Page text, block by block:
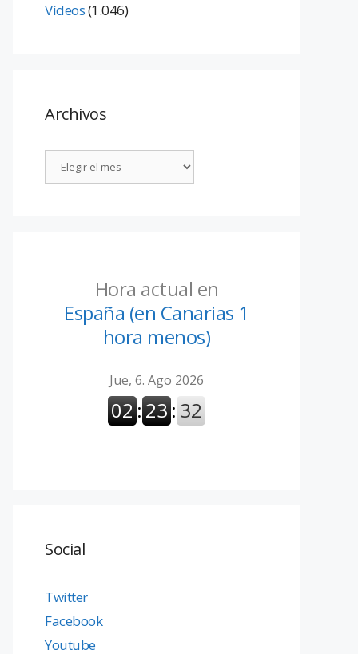
Vídeos(1.046)
Archivos
Hora actual en
España (en Canarias 1
hora menos)
Social
Twitter
Facebook
Youtube